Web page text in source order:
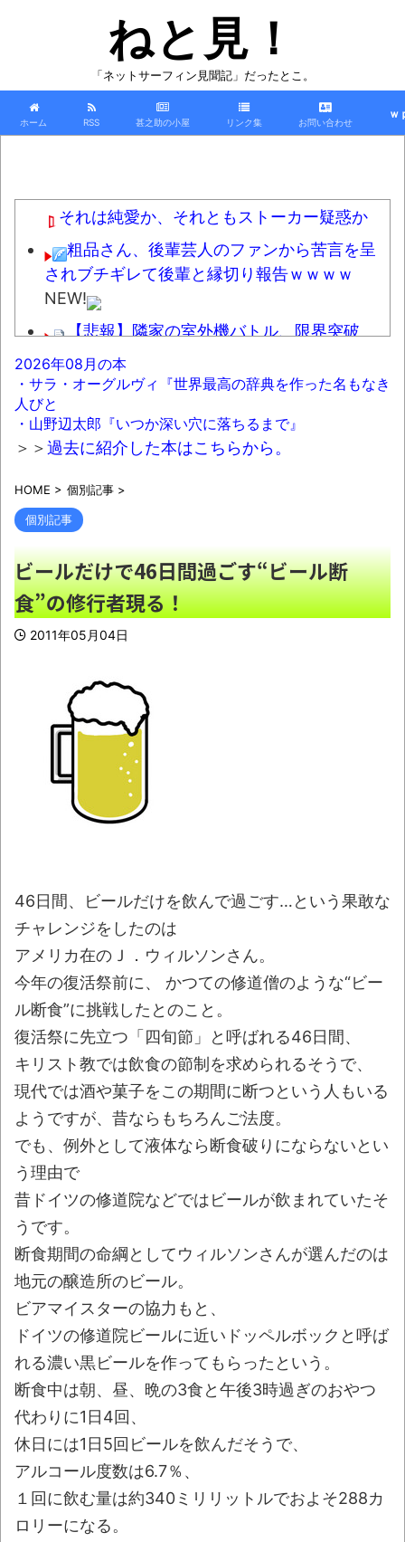
ねと見！
「ネットサーフィン見聞記」だったとこ。
ホーム RSS 甚之助の小屋 リンク集 お問い合わせ
ｗ
それは純愛か、それともストーカー疑惑か
粗品さん、後輩芸人のファンから苦言を呈
されブチギレて後輩と縁切り報告ｗｗｗｗ
NEW!
【悲報】隣家の室外機バトル、限界突破
NEW!
「怒ったら6秒我慢すれば怒りは収まる」っ
て言うけど・・・
NEW!
【人口激変】日本人が減り「外国人が増え
位名古屋市 4位京都市 5位川口市 日本人の不
安高まる
38歳女ですが結婚する気全くないんだよね
wwwNEW!
有名配信者さん、ジャングリア沖縄を酷評
「ほんとーにおもんない！カス！」→炎上→逆
かが声を上げないといけない！」
【九州名物】鶏刺し食べた医師、全身麻痺
へ「死んだほうが良かった」
【悲報】「果糖」が「がん転移」を促すと
判明NEW!
【酷暑】もし井上陽水が「少年時代」を令
ホクホク！ホクホクゥ！」←NEW!
「オッス！はるかちゃん」全巻99円、
「拳闘暗黒伝セスタス」全巻70％オフほか【新
着Kindleセール 8月07日まとめ】NEW!
【動画】よく助けられたな。岐阜の川で外
国人が溺れてしまう事故。 NEW!
懲役7年を求刑 元ジャンポケ・斉藤被告か
ら性的暴行被害の女性「安心して眠りたい」
NEW!
北海道江別大学生殺人事件、主犯格の川口
被告(19)に無期懲役の判決
館」！
NEW!
レトロパソコンの雑誌掲載プログラムリス
トを打ち込んだゲームプレイ動画で当時が懐か
しい。
「これで11万取られたの!?」あるX民が玄関
ドアノブの修理を頼んだら…とんでもない事に
なった
「題名のない音楽会」ゲーム音楽批判から
36年 ～因果な逆転劇～
50歳になりました
凡庸な悪
2026年08月の本
・サラ・オーグルヴィ『世界最高の辞典を作った名もなき
人びと
・山野辺太郎『いつか深い穴に落ちるまで』
＞＞過去に紹介した本はこちらから。
HOME > 個別記事 >
個別記事
ビールだけで46日間過ごす“ビール断
食”の修行者現る！
2011年05月04日
46日間、ビールだけを飲んで過ごす…という果敢な
チャレンジをしたのは
アメリカ在のＪ．ウィルソンさん。
今年の復活祭前に、 かつての修道僧のような“ビー
ル断食”に挑戦したとのこと。
復活祭に先立つ「四旬節」と呼ばれる46日間、
キリスト教では飲食の節制を求められるそうで、
現代では酒や菓子をこの期間に断つという人もいる
ようですが、昔ならもちろんご法度。
でも、例外として液体なら断食破りにならないとい
う理由で
昔ドイツの修道院などではビールが飲まれていたそ
うです。
断食期間の命綱としてウィルソンさんが選んだのは
地元の醸造所のビール。
ビアマイスターの協力もと、
ドイツの修道院ビールに近いドッペルボックと呼ば
れる濃い黒ビールを作ってもらったという。
断食中は朝、昼、晩の3食と午後3時過ぎのおやつ
代わりに1日4回、
休日には1日5回ビールを飲んだそうで、
アルコール度数は6.7％、
１回に飲む量は約340ミリリットルでおよそ288カ
ロリーになる。